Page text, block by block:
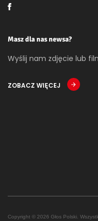
Masz dla nas newsa?
Wyślij nam zdjęcie lub
ZOBACZ WIĘCEJ
Copyright © 2026 Głos Polski.